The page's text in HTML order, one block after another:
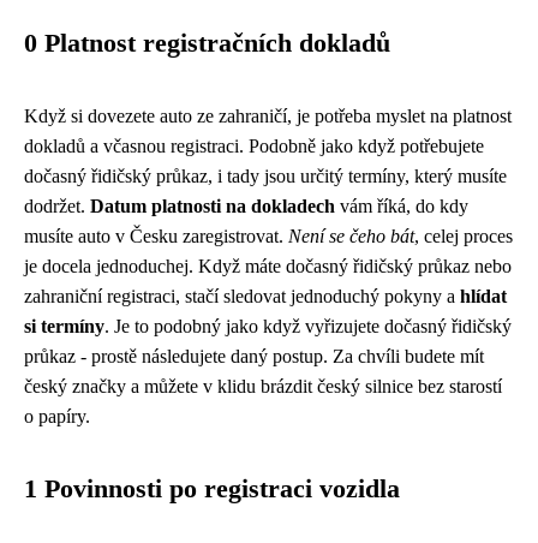
0 Platnost registračních dokladů
Když si dovezete auto ze zahraničí, je potřeba myslet na platnost
dokladů a včasnou registraci. Podobně jako když potřebujete
dočasný řidičský průkaz, i tady jsou určitý termíny, který musíte
dodržet. Datum platnosti na dokladech vám říká, do kdy
musíte auto v Česku zaregistrovat. Není se čeho bát, celej proces
je docela jednoduchej. Když máte dočasný řidičský průkaz nebo
zahraniční registraci, stačí sledovat jednoduchý pokyny a hlídat
si termíny. Je to podobný jako když vyřizujete dočasný řidičský
průkaz - prostě následujete daný postup. Za chvíli budete mít
český značky a můžete v klidu brázdit český silnice bez starostí
o papíry.
1 Povinnosti po registraci vozidla